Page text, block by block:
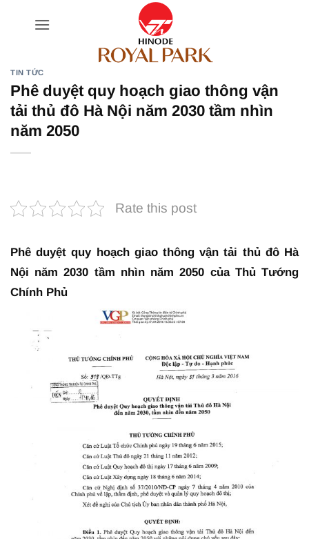
TIN TỨC
Phê duyệt quy hoạch giao thông vận
tải thủ đô Hà Nội năm 2030 tầm nhìn
năm 2050
Rate this post
Phê duyệt quy hoạch giao thông vận tải thủ đô Hà
Nội năm 2030 tầm nhìn năm 2050 của Thủ Tướng
Chính Phủ